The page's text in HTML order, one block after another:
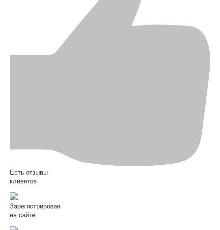
Есть отзывы
клиентов
Зарегистрирован
на сайте